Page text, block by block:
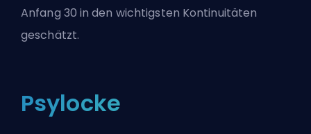
Anfang 30 in den wichtigsten Kontinuitäten
geschätzt.
Psylocke